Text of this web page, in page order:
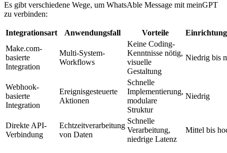
Es gibt verschiedene Wege, um WhatsAble Message mit meinGPT
zu verbinden:
Integrationsart Anwendungsfall Vorteile
Make.com-
basierte
Integration
Multi-System-
Workflows
Keine Coding-
Kenntnisse nötig,
visuelle
Gestaltung
Niedrig bis
Webhook-
basierte
Integration
Ereignisgesteuerte
Aktionen
Schnelle
Implementierung,
modulare
Struktur
Niedrig
Direkte API-
Verbindung
Echtzeitverarbeitung
von Daten
Schnelle
Verarbeitung,
niedrige Latenz
Mittel bis